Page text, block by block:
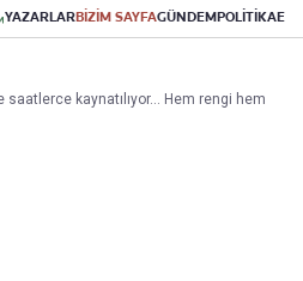
YAZARLARBİZİM SAYFAGÜNDEMPOLİTİKA
saatlerce kaynatılıyor... Hem rengi hem